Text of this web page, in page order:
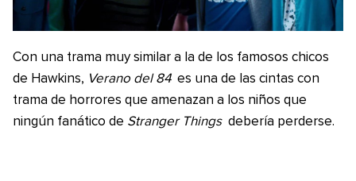
Con una trama muy similar a la de los famosos chicos
de Hawkins, Verano del 84 es una de las cintas con
trama de horrores que amenazan a los niños que
ningún fanático de Stranger Things debería perderse.